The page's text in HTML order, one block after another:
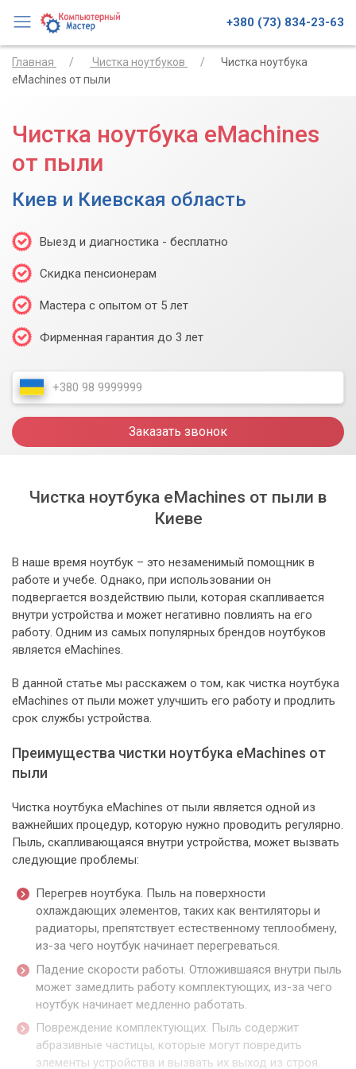
+380 (73) 834-23-63
Главная Чистка ноутбуков
Чистка ноутбука
eMachines от пыли
Чистка ноутбука eMachines
от пыли
Киев и Киевская область
Выезд и диагностика - бесплатно
Скидка пенсионерам
Мастера с опытом от 5 лет
Фирменная гарантия до 3 лет
Заказать звонок
Чистка ноутбука eMachines от пыли в
Киеве
В наше время ноутбук – это незаменимый помощник в
работе и учебе. Однако, при использовании он
подвергается воздействию пыли, которая скапливается
внутри устройства и может негативно повлиять на его
работу. Одним из самых популярных брендов ноутбуков
является eMachines.
В данной статье мы расскажем о том, как чистка ноутбука
eMachines от пыли может улучшить его работу и продлить
срок службы устройства.
Преимущества чистки ноутбука eMachines от
пыли
Чистка ноутбука eMachines от пыли является одной из
важнейших процедур, которую нужно проводить регулярно.
Пыль, скапливающаяся внутри устройства, может вызвать
следующие проблемы:
Перегрев ноутбука. Пыль на поверхности
охлаждающих элементов, таких как вентиляторы и
радиаторы, препятствует естественному теплообмену,
из-за чего ноутбук начинает перегреваться.
Падение скорости работы. Отложившаяся внутри пыль
может замедлить работу комплектующих, из-за чего
ноутбук начинает медленно работать.
Повреждение комплектующих. Пыль содержит
абразивные частицы, которые могут повредить
элементы устройства и вызвать их выход из строя.